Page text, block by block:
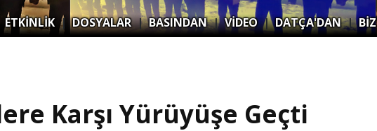
ETKİNLİK |DOSYALAR|BASINDAN|VİDEO|DATÇA'DAN|BİZ
Karşı Yürüyüşe Geçti